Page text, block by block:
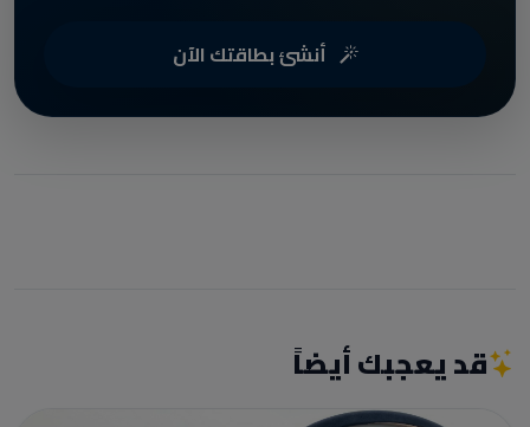
أنشئ بطاقتك الآن
قد يعجبك أيضاً